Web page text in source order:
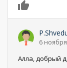
6
Алла, добрый